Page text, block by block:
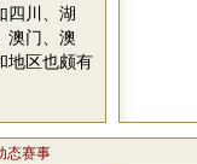
四川、湖
澳门、澳
地区也颇有
态赛事